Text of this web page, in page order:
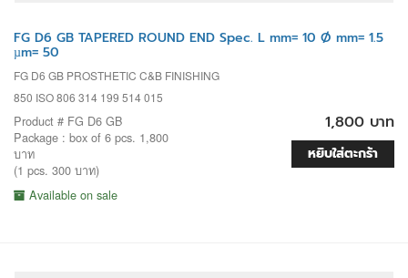
FG D6 GB TAPERED ROUND END Spec. L mm= 10 Ø mm= 1.5
µm= 50
FG D6 GB PROSTHETIC C&B FINISHING
850 ISO 806 314 199 514 015
Product # FG D6 GB
Package : box of 6 pcs. 1,800
บาท
(1 pcs. 300 บาท)
Available on sale
1,800 บาท
หยิบใส่ตะกร้า